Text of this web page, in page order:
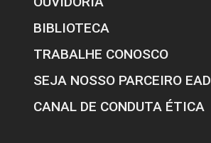
BIBLIOTECA
TRABALHE CONOSCO
SEJA NOSSO PARCEIRO EAD
CANAL DE CONDUTA ÉTICA